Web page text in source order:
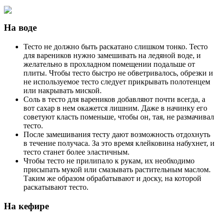
На воде
Тесто не должно быть раскатано слишком тонко. Тесто
для вареников нужно замешивать на ледяной воде, и
желательно в прохладном помещении подальше от
плиты. Чтобы тесто быстро не обветривалось, обрезки и
не используемое тесто следует прикрывать полотенцем
или накрывать миской.
Соль в тесто для вареников добавляют почти всегда, а
вот сахар в нем окажется лишним. Даже в начинку его
советуют класть поменьше, чтобы он, тая, не размачивал
тесто.
После замешивания тесту дают возможность отдохнуть
в течение получаса. За это время клейковина набухнет, и
тесто станет более эластичным.
Чтобы тесто не прилипало к рукам, их необходимо
присыпать мукой или смазывать растительным маслом.
Таким же образом обрабатывают и доску, на которой
раскатывают тесто.
На кефире